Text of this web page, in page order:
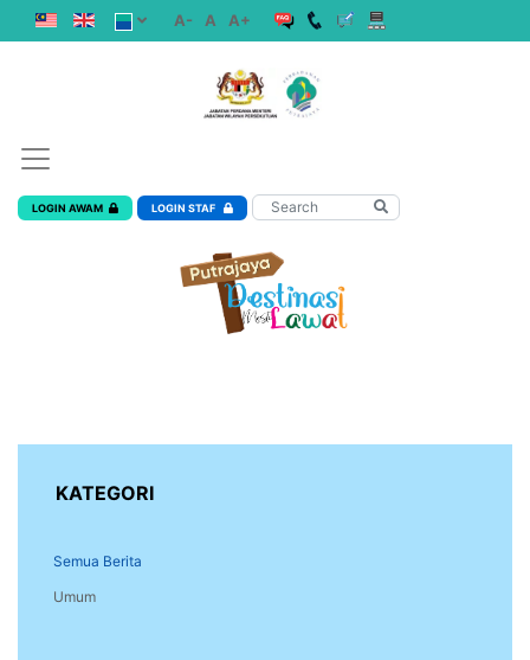
A- A A+
LOGIN AWAM LOGIN STAF
KATEGORI
Semua Berita
Umum